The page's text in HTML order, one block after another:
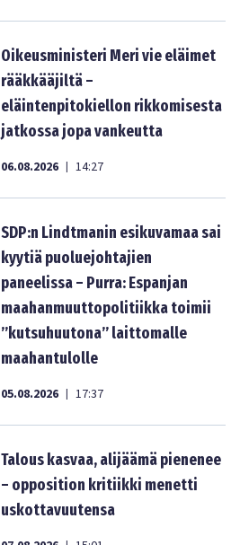
Oikeusministeri Meri vie eläimet
rääkkääjiltä –
eläintenpitokiellon rikkomisesta
jatkossa jopa vankeutta
06.08.2026 | 14:27
SDP:n Lindtmanin esikuvamaa sai
kyytiä puoluejohtajien
paneelissa – Purra: Espanjan
maahanmuuttopolitiikka toimii
”kutsuhuutona” laittomalle
maahantulolle
05.08.2026 | 17:37
Talous kasvaa, alijäämä pienenee
– opposition kritiikki menetti
uskottavuutensa